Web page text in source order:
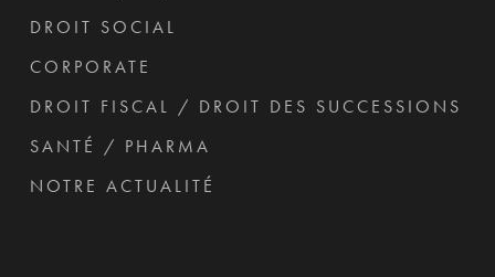
DROIT SOCIAL
CORPORATE
DROIT FISCAL / DROIT DES SUCCESSIONS
SANTÉ / PHARMA
NOTRE ACTUALITÉ